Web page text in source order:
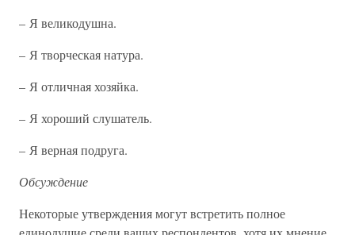
– Я великодушна.
– Я творческая натура.
– Я отличная хозяйка.
– Я хороший слушатель.
– Я верная подруга.
Обсуждение
Некоторые утверждения могут встретить полное